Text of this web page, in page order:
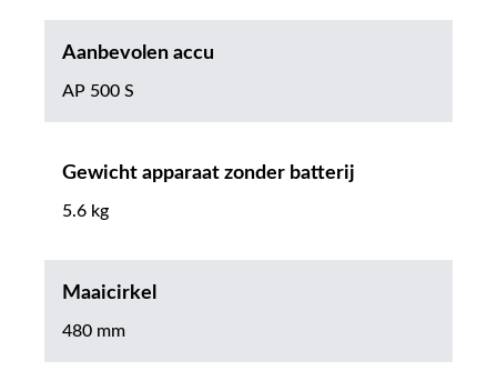
Aanbevolen accu
AP 500 S
Gewicht apparaat zonder batterij
5.6 kg
Maaicirkel
480 mm